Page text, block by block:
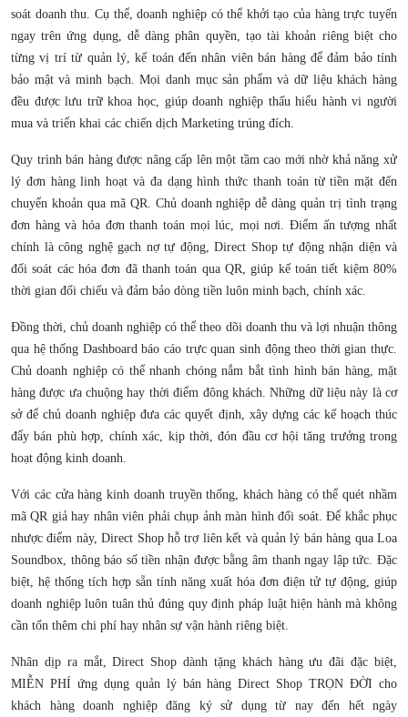
soát doanh thu. Cụ thể, doanh nghiệp có thể khởi tạo của hàng trực tuyến
ngay trên ứng dụng, dễ dàng phân quyền, tạo tài khoản riêng biệt cho
từng vị trí từ quản lý, kế toán đến nhân viên bán hàng để đảm bảo tính
bảo mật và minh bạch. Mọi danh mục sản phẩm và dữ liệu khách hàng
đều được lưu trữ khoa học, giúp doanh nghiệp thấu hiểu hành vi người
mua và triển khai các chiến dịch Marketing trúng đích.
Quy trình bán hàng được nâng cấp lên một tầm cao mới nhờ khả năng xử
lý đơn hàng linh hoạt và đa dạng hình thức thanh toán từ tiền mặt đến
chuyển khoản qua mã QR. Chủ doanh nghiệp dễ dàng quản trị tình trạng
đơn hàng và hóa đơn thanh toán mọi lúc, mọi nơi. Điểm ấn tượng nhất
chính là công nghệ gạch nợ tự động, Direct Shop tự động nhận diện và
đối soát các hóa đơn đã thanh toán qua QR, giúp kế toán tiết kiệm 80%
thời gian đối chiếu và đảm bảo dòng tiền luôn minh bạch, chính xác.
Đồng thời, chủ doanh nghiệp có thể theo dõi doanh thu và lợi nhuận thông
qua hệ thống Dashboard báo cáo trực quan sinh động theo thời gian thực.
Chủ doanh nghiệp có thể nhanh chóng nắm bắt tình hình bán hàng, mặt
hàng được ưa chuộng hay thời điểm đông khách. Những dữ liệu này là cơ
sở để chủ doanh nghiệp đưa các quyết định, xây dựng các kế hoạch thúc
đẩy bán phù hợp, chính xác, kịp thời, đón đầu cơ hội tăng trưởng trong
hoạt động kinh doanh.
Với các cửa hàng kinh doanh truyền thống, khách hàng có thể quét nhầm
mã QR giả hay nhân viên phải chụp ảnh màn hình đối soát. Để khắc phục
nhược điểm này, Direct Shop hỗ trợ liên kết và quản lý bán hàng qua Loa
Soundbox, thông báo số tiền nhận được bằng âm thanh ngay lập tức. Đặc
biệt, hệ thống tích hợp sẵn tính năng xuất hóa đơn điện tử tự động, giúp
doanh nghiệp luôn tuân thủ đúng quy định pháp luật hiện hành mà không
cần tốn thêm chi phí hay nhân sự vận hành riêng biệt.
Nhân dịp ra mắt, Direct Shop dành tặng khách hàng ưu đãi đặc biệt,
MIỄN PHÍ ứng dụng quản lý bán hàng Direct Shop TRỌN ĐỜI cho
khách hàng doanh nghiệp đăng ký sử dụng từ nay đến hết ngày